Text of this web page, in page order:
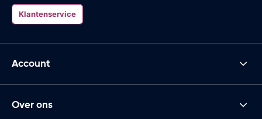
Klantenservice
Account
Over ons